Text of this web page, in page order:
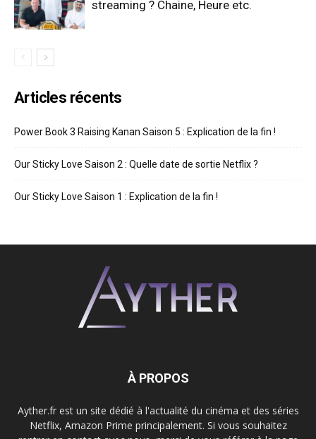
streaming ? Chaine, Heure etc.
Articles récents
Power Book 3 Raising Kanan Saison 5 : Explication de la fin !
Our Sticky Love Saison 2 : Quelle date de sortie Netflix ?
Our Sticky Love Saison 1 : Explication de la fin !
À PROPOS
Ayther.fr est un site dédié à l'actualité du cinéma et des séries
Netflix, Amazon Prime principalement. Si vous souhaitez